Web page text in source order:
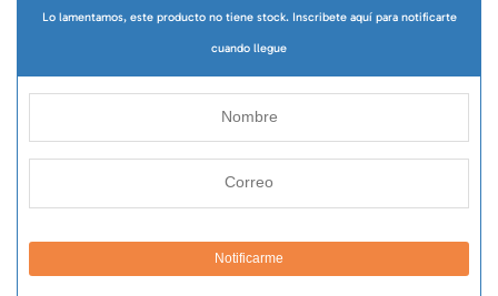
Lo lamentamos, este producto no tiene stock. Inscribete aquí para notificarte
cuando llegue